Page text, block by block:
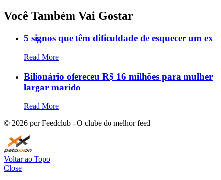
Você Também Vai Gostar
5 signos que têm dificuldade de esquecer um ex
Read More
Bilionário ofereceu R$ 16 milhões para mulher
largar marido
Read More
© 2026 por Feedclub - O clube do melhor feed
Voltar ao Topo
Close